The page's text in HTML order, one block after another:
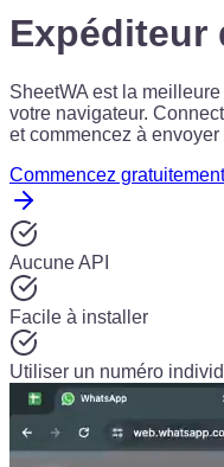
Expéditeur
SheetWA est la
votre navigateur.
et commencez à
Commencez gratuitement
Aucune API
Facile à installer
Utiliser un numéro